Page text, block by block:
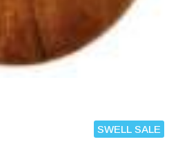
SWELL SALE